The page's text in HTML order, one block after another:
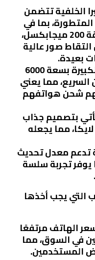
الخلفية تتضمن
بما في
ذلك عدسة تليفوتو بدقة 200 ميجابكسل،
صور عالية
بعيدة.
: البطارية الكبيرة بسعة 6000
السريع، مما يعني
شحن هواتفهم
بتصميم جذاب
مما يجعله
تدعم معدل تحديث
مما يوفر تجربة سلسة
التي يجب أخذها
الهاتف مرتفعًا
في السوق، مما
المستخدمين.